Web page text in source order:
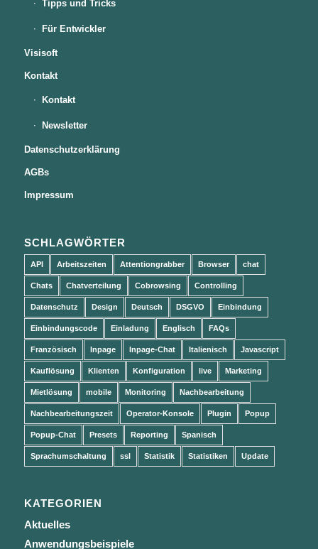
Tipps und Tricks
Für Entwickler
Visisoft
Kontakt
Kontakt
Newsletter
Datenschutzerklärung
AGBs
Impressum
SCHLAGWÖRTER
API Arbeitszeiten Attentiongrabber Browser chat
Chats Chatverteilung Cobrowsing Controlling
Datenschutz Design Deutsch DSGVO Einbindung
Einbindungscode Einladung Englisch FAQs
Französisch Inpage Inpage-Chat Italienisch Javascript
Kauflösung Klienten Konfiguration live Marketing
Mietlösung mobile Monitoring Nachbearbeitung
Nachbearbeitungszeit Operator-Konsole Plugin Popup
Popup-Chat Presets Reporting Spanisch
Sprachumschaltung ssl Statistik Statistiken Update
KATEGORIEN
Aktuelles
Anwendungsbeispiele